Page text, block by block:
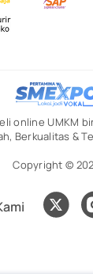
online UMKM
Berkualitas &
Copyright ©